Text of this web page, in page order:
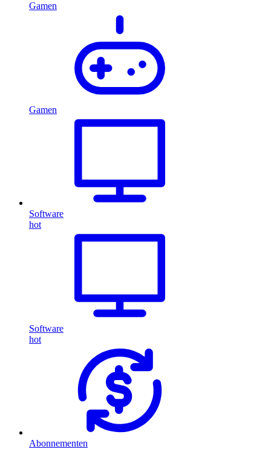
Gamen
Gamen
Software
hot
Software
hot
Abonnementen